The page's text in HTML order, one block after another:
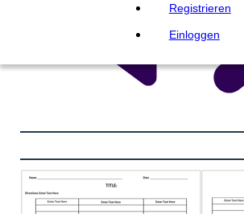
Registrieren
Einloggen